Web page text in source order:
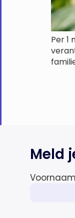
Per 1
Meld
Voornaam